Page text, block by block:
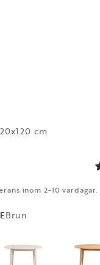
cm
inom 2-10 vardagar.
Brun